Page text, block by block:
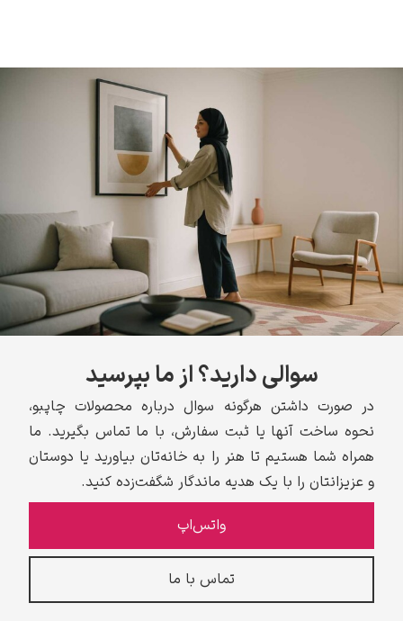
سوالی دارید؟ از ما بپرسید
در صورت داشتن هرگونه سوال درباره محصولات چاپبو،
نحوه ساخت آنها یا ثبت سفارش، با ما تماس بگیرید. ما
همراه شما هستیم تا هنر را به خانه‌تان بیاورید یا دوستان
و عزیزانتان را با یک هدیه ماندگار شگفت‌زده کنید.
واتس‌اپ
تماس با ما